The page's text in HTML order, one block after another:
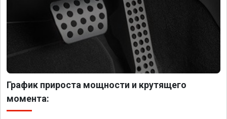
График прироста мощности и крутящего
момента: